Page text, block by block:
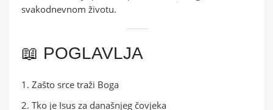
svakodnevnom životu.
📖 POGLAVLJA
Zašto srce traži Boga
Tko je Isus za današnjeg čovjeka